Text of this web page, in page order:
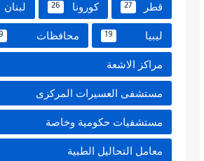
قطر 27 كورونا 26 لبنان
ليبيا 19 محافظات
مراكز الاشعة
مستشفى العسيرات المركزى
مستشفيات حكومية وخاصة
معامل التحاليل الطبية